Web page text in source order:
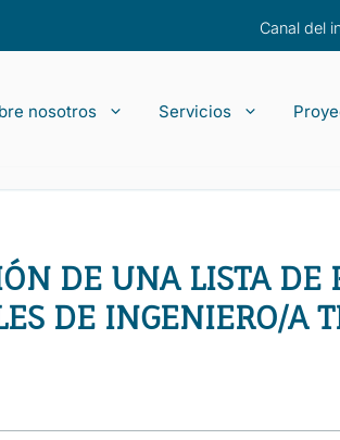
Canal del
nosotros Servicios
IP
de despliegue
DE UNA LISTA DE
DE INGENIERO/A